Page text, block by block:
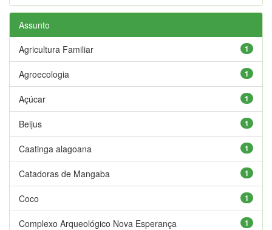
Assunto
1
Agricultura Familiar
1
Agroecologia
1
Açúcar
1
Beijus
1
Caatinga alagoana
1
Catadoras de Mangaba
1
Coco
1
Complexo Arqueológico Nova Esperança